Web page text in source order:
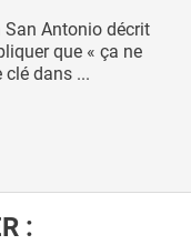
San Antonio décrit
que « ça ne
clé dans ...
: